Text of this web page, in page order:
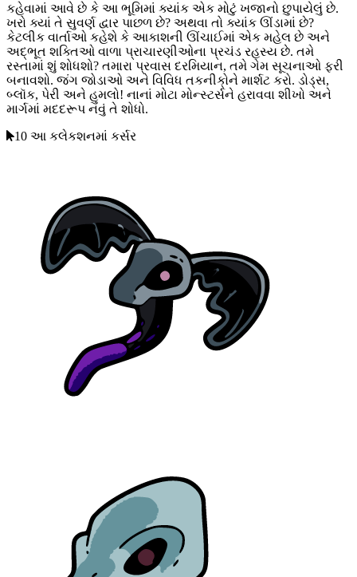
કહેવામાં આવે છે કે આ ભૂમિમાં ક્યાંક એક મોટું ખજાનો છુપાયેલું છે.
ખરો ક્યાં તે સુવર્ણ દ્વાર પાછળ છે? અથવા તો ક્યાંક ઊંડામાં છે?
કેટલીક વાર્તાઓ કહેશે કે આકાશની ઊંચાઈમાં એક મહેલ છે અને
અદ્ભૂત શક્તિઓ વાળા પ્રાચારણીઓના પ્રચંડ રહસ્ય છે. તમે
રસ્તામાં શું શોધશો? તમારા પ્રવાસ દરમિયાન, તમે ગેમ સૂચનાઓ ફરી
બનાવશો. જંગ જોડાઓ અને વિવિધ તકનીકો્ને માર્શટ કરો. ડોડ્સ,
બ્લૉક, પેરી અને હુમલો! નાનાં મોટા મોન્સ્ટર્સને હરાવવા શીખો અને
માર્ગમાં મદદરૂપ નવું તે શોધો.
10 આ કલેકશનમાં કર્સર